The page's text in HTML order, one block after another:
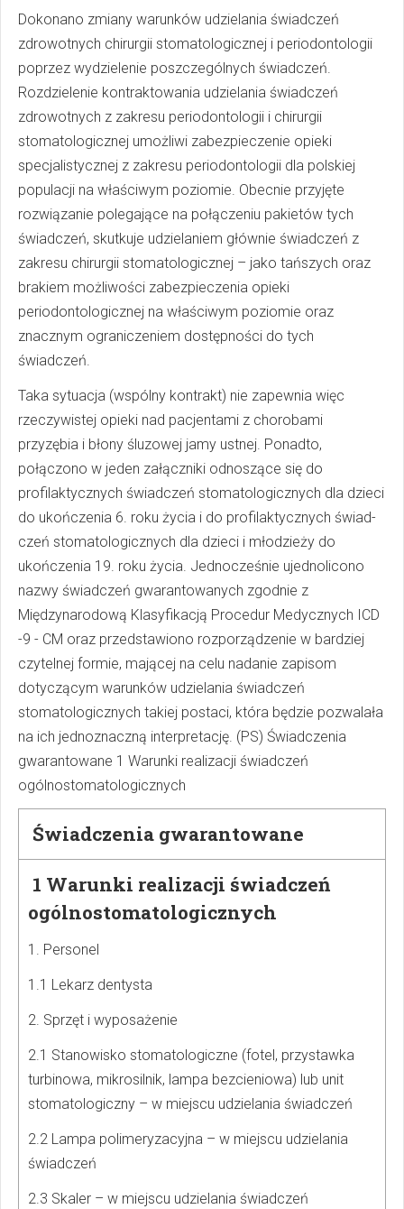
Dokonano zmiany warunków udzielania świadczeń
zdrowotnych chirurgii stomatologicznej i periodontologii
poprzez wydzielenie poszczególnych świadczeń.
Rozdzielenie kontraktowania udzielania świadczeń
zdrowotnych z zakresu periodontologii i chirurgii
stomatologicznej umożliwi zabezpieczenie opieki
specjalistycznej z zakresu periodontologii dla polskiej
populacji na właściwym poziomie. Obecnie przyjęte
rozwiązanie polegające na połączeniu pakietów tych
świadczeń, skutkuje udzielaniem głównie świadczeń z
zakresu chirurgii stomatologicznej – jako tańszych oraz
brakiem możliwości zabezpieczenia opieki
periodontologicznej na właściwym poziomie oraz
znacznym ograniczeniem dostępności do tych
świadczeń.
Taka sytuacja (wspólny kontrakt) nie zapewnia więc
rzeczywistej opieki nad pacjentami z chorobami
przyzębia i błony śluzowej jamy ustnej. Ponadto,
połączono w jeden załączniki odnoszące się do
profilaktycznych świadczeń stomatologicznych dla dzieci
do ukończenia 6. roku życia i do profilaktycznych świad-
czeń stomatologicznych dla dzieci i młodzieży do
ukończenia 19. roku życia. Jednocześnie ujednolicono
nazwy świadczeń gwarantowanych zgodnie z
Międzynarodową Klasyfikacją Procedur Medycznych ICD
-9 - CM oraz przedstawiono rozporządzenie w bardziej
czytelnej formie, mającej na celu nadanie zapisom
dotyczącym warunków udzielania świadczeń
stomatologicznych takiej postaci, która będzie pozwalała
na ich jednoznaczną interpretację. (PS) Świadczenia
gwarantowane 1 Warunki realizacji świadczeń
ogólnostomatologicznych
Świadczenia gwarantowane
1 Warunki realizacji świadczeń
ogólnostomatologicznych
1. Personel
1.1 Lekarz dentysta
2. Sprzęt i wyposażenie
2.1 Stanowisko stomatologiczne (fotel, przystawka
turbinowa, mikrosilnik, lampa bezcieniowa) lub unit
stomatologiczny – w miejscu udzielania świadczeń
2.2 Lampa polimeryzacyjna – w miejscu udzielania
świadczeń
2.3 Skaler – w miejscu udzielania świadczeń